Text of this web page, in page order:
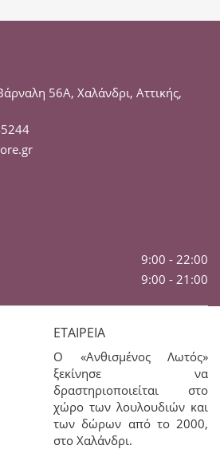
56Α, Χαλάνδρι, Αττικής,
9:00 - 22:00
9:00 - 21:00
ΕΤΑΙΡΕΊΑ
Ο «Ανθισμένος Λωτός»
ξεκίνησε να
δραστηριοποιείται στο
χώρο των λουλουδιών και
των δώρων από το 2000,
στο Χαλάνδρι.